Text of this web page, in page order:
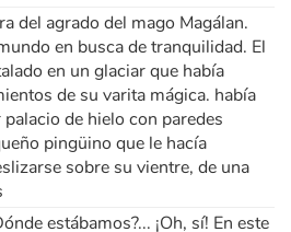
del agrado del mago Magálan.
en busca de tranquilidad. El
en un glaciar que había
de su varita mágica. había
de hielo con paredes
pingüino que le hacía
sobre su vientre, de una
estábamos?... ¡Oh, sí! En este